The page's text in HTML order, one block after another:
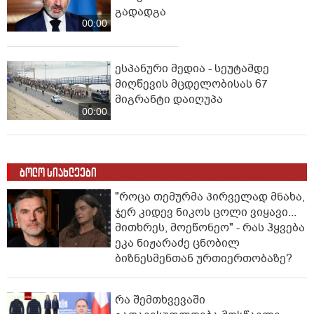
00:00
გადადგა
00:00
ესპანური მედია - სეუტამდე
მიღწევის მცდელობისას 67
მიგრანტი დაიღუპა
ბოლო სიახლეები
"როცა თემურმა პირველად მნახა,
ჯერ კიდევ ნიკოს ცოლი ვიყავი...
მითხრეს, მოეწონეო" - რას ჰყვება
ეკა ნიჟარაძე ცნობილ
ბიზნესმენთან ურთიერთობაზე?
რა შემთხვევაში